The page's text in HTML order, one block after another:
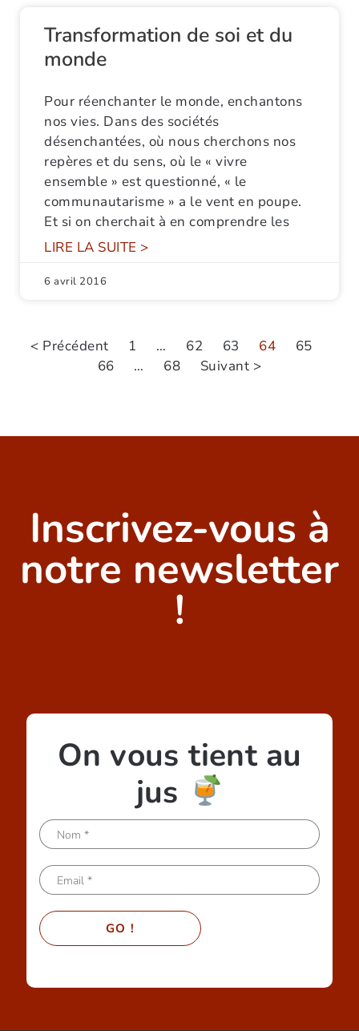
Transformation de soi et du
monde
Pour réenchanter le monde, enchantons
nos vies. Dans des sociétés
désenchantées, où nous cherchons nos
repères et du sens, où le « vivre
ensemble » est questionné, « le
communautarisme » a le vent en poupe.
Et si on cherchait à en comprendre les
LIRE LA SUITE >
6 avril 2016
< Précédent 1 … 62 63 64
65
66
… 68 Suivant >
Inscrivez-vous à
notre newsletter
!
On vous tient au
jus